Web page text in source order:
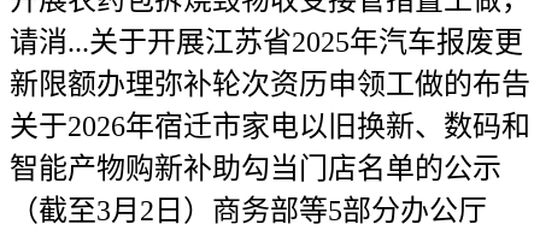
请消...关于开展江苏省2025年汽车报废更
新限额办理弥补轮次资历申领工做的布告
关于2026年宿迁市家电以旧换新、数码和
智能产物购新补助勾当门店名单的公示
（截至3月2日）商务部等5部分办公厅